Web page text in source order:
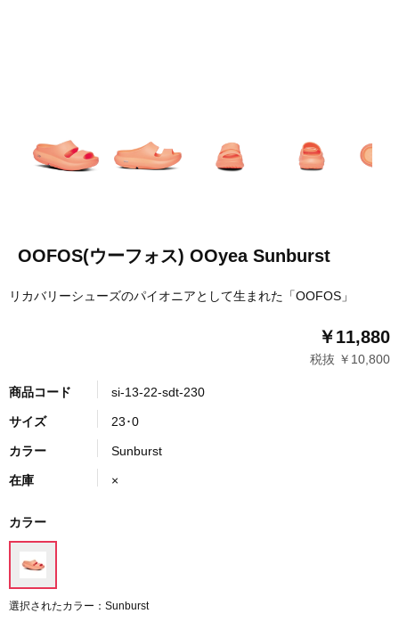
OOFOS(ウーフォス) OOyea Sunburst
リカバリーシューズのパイオニアとして生まれた「OOFOS」
￥11,880
税抜 ￥10,800
商品コード si-13-22-sdt-230
サイズ 23･0
カラー Sunburst
在庫 ×
カラー
選択されたカラー：Sunburst